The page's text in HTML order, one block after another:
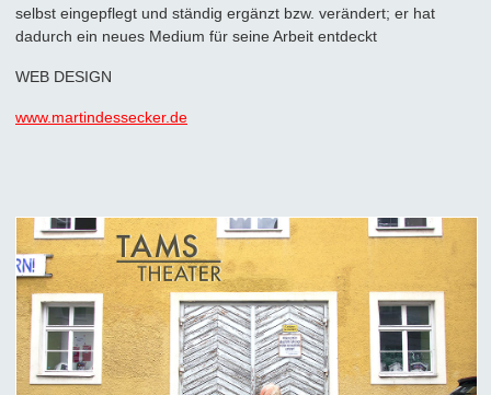
selbst eingepflegt und ständig ergänzt bzw. verändert; er hat
dadurch ein neues Medium für seine Arbeit entdeckt
WEB DESIGN
www.martindessecker.de